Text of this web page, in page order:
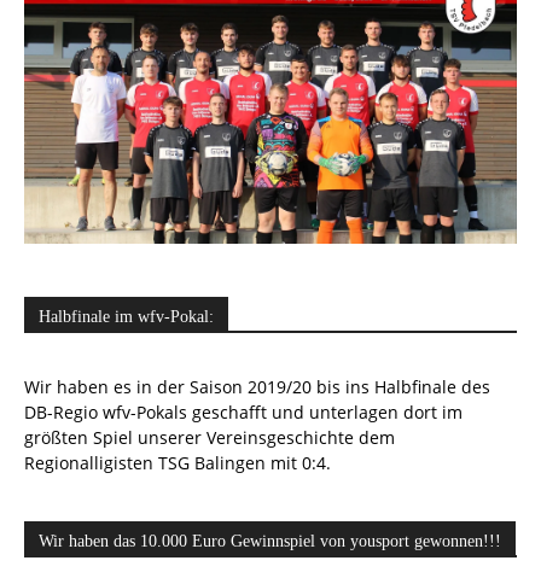
Halbfinale im wfv-Pokal:
Wir haben es in der Saison 2019/20 bis ins Halbfinale des
DB-Regio wfv-Pokals geschafft und unterlagen dort im
größten Spiel unserer Vereinsgeschichte dem
Regionalligisten TSG Balingen mit 0:4.
Wir haben das 10.000 Euro Gewinnspiel von yousport gewonnen!!!